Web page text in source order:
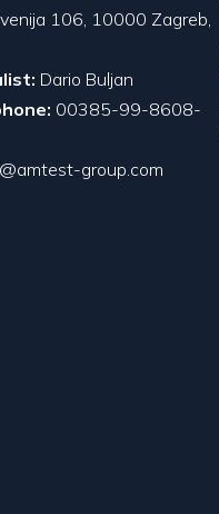
106, 10000 Zagreb,
Dario Buljan
00385-99-8608-
group.com